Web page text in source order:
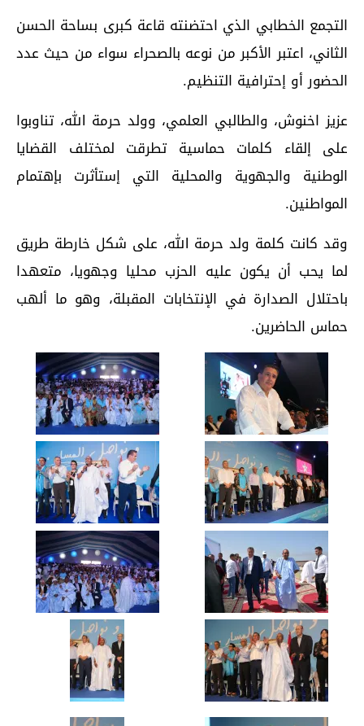
التجمع الخطابي الذي احتضنته قاعة كبرى بساحة الحسن
الثاني، اعتبر الأكبر من نوعه بالصحراء سواء من حيث عدد
الحضور أو إحترافية التنظيم.
عزيز اخنوش، والطالبي العلمي، وولد حرمة الله، تناوبوا
على إلقاء كلمات حماسية تطرقت لمختلف القضايا
الوطنية والجهوية والمحلية التي إستأثرت بإهتمام
المواطنين.
وقد كانت كلمة ولد حرمة الله، على شكل خارطة طريق
لما يحب أن يكون عليه الحزب محليا وجهويا، متعهدا
باحتلال الصدارة في الإنتخابات المقبلة، وهو ما ألهب
حماس الحاضرين.